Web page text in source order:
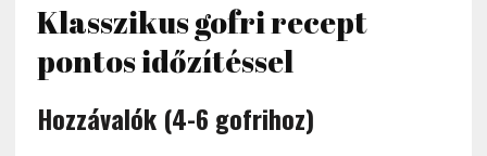
Klasszikus gofri recept
pontos időzítéssel
Hozzávalók (4-6 gofrihoz)